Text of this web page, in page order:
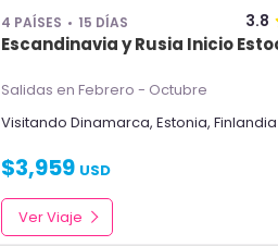
4 PAÍSES 15 DÍAS 3.8
Escandinavia y Rusia Inicio
Salidas en Febrero - Octubre
VisitandoDinamarca,Estonia,Finlandia
$3,959 USD
Ver Viaje